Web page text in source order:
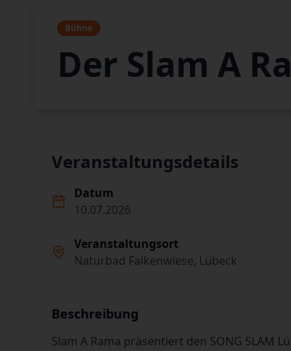
Bühne
Der Slam A
Veranstaltungsdetails
Datum
10.07.2026
Veranstaltungsort
Naturbad Falkenwiese, Lübeck
Beschreibung
Slam A Rama präsentiert den SONG SLAM